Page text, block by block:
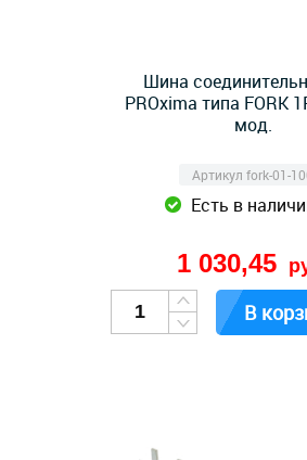
Шина
PROxima типа FORK
мод.
Артикул fork-01-
Есть в
1 030,45
В